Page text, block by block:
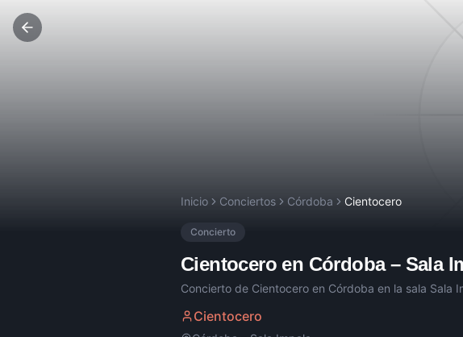
Inicio Conciertos Córdoba Cientocero
Concierto
Cientocero en Córdoba– Sala
Concierto de Cientocero en Córdoba en la sala Sala
Cientocero